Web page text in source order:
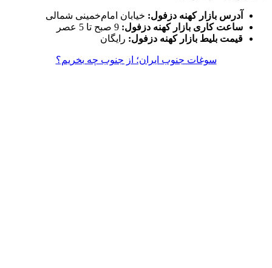
آدرس بازار کهنه دزفول: خیابان امام‌خمینی شمالی
ساعت کاری بازار کهنه دزفول: 9 صبح تا 5 عصر
قیمت بلیط بازار کهنه دزفول: رایگان
سوغات جنوب ایران؛ از جنوب چه بخریم؟